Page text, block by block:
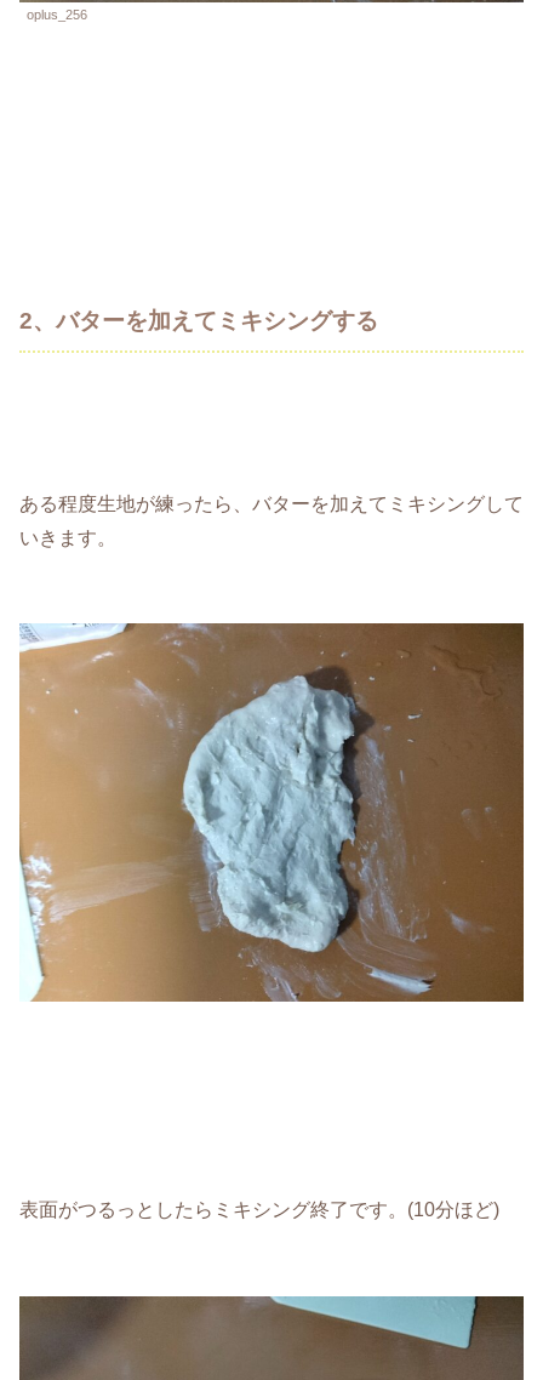
oplus_256
2、バターを加えてミキシングする
ある程度生地が練ったら、バターを加えてミキシングして
いきます。
表面がつるっとしたらミキシング終了です。(10分ほど)